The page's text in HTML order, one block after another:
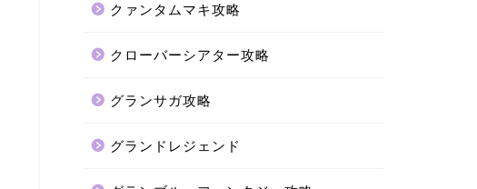
クァンタムマキ攻略
クローバーシアター攻略
グランサガ攻略
グランドレジェンド